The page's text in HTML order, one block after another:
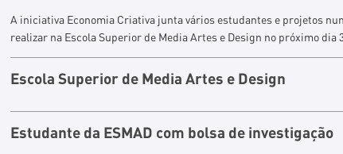
A iniciativa Economia Criativa junta vários estudantes e projetos
realizar na Escola Superior de Media Artes e Design no próximo dia
Escola Superior de Media Artes e Design
Estudante da ESMAD com bolsa de investigação